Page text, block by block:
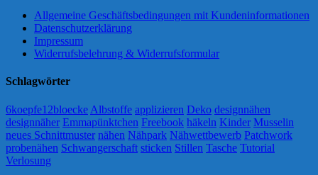
Allgemeine Geschäftsbedingungen mit Kundeninformationen
Datenschutzerklärung
Impressum
Widerrufsbelehrung & Widerrufsformular
Schlagwörter
6koepfe12bloecke Albstoffe applizieren Deko designnähen
designnäher Emmapünktchen Freebook häkeln Kinder Musselin
neues Schnittmuster nähen Nähpark Nähwettbewerb Patchwork
probenähen Schwangerschaft sticken Stillen Tasche Tutorial
Verlosung